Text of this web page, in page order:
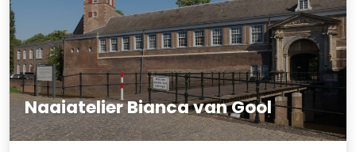
Naaiatelier Bianca van Gool